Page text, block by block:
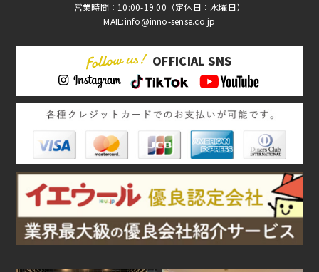
営業時間：10:00-19:00（定休日：水曜日）
MAIL:info@inno-sense.co.jp
OFFICIAL SNS